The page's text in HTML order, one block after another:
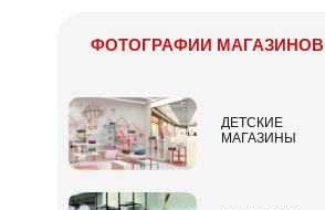
ФОТОГРАФИИ МАГАЗИНОВ
ДЕТСКИЕ
МАГАЗИНЫ